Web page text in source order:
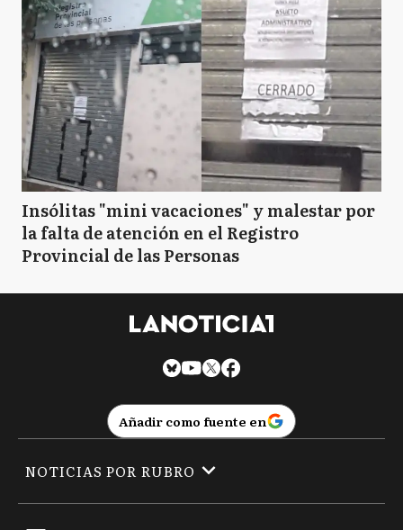
Insólitas "mini vacaciones" y malestar por
la falta de atención en el Registro
Provincial de las Personas
Añadir como fuente en
NOTICIAS POR RUBRO